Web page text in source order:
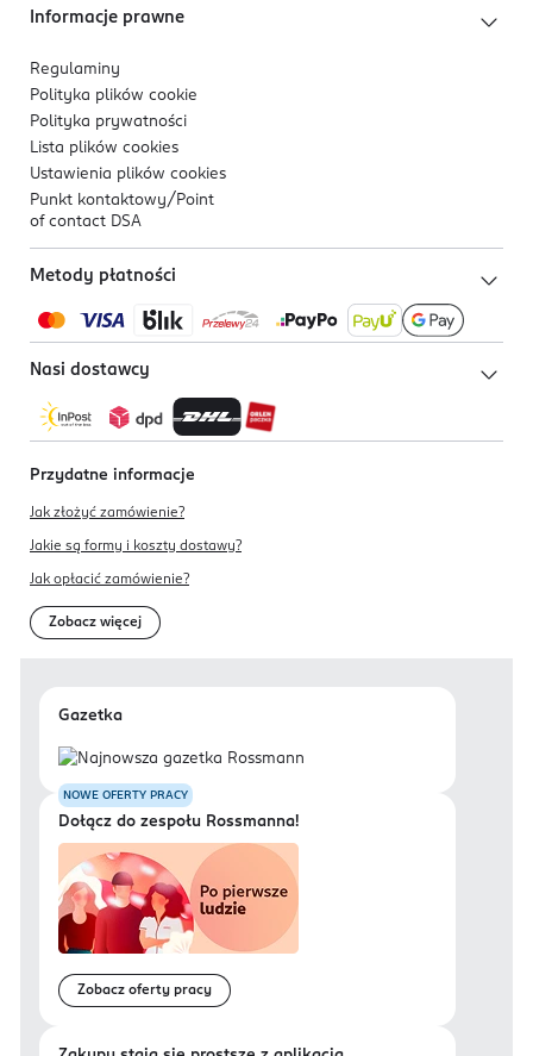
Informacje prawne
Regulaminy
Polityka plików cookie
Polityka prywatności
Lista plików cookies
Ustawienia plików cookies
Punkt kontaktowy/ Point
of contact DSA
Metody płatności
Nasi dostawcy
Przydatne informacje
Jak złożyć zamówienie?
Jakie są formy i koszty dostawy?
Jak opłacić zamówienie?
Zobacz więcej
Gazetka
NOWE OFERTY PRACY
Dołącz do zespołu Rossmanna!
Zobacz oferty pracy